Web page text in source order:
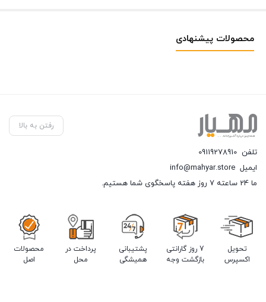
محصولات پیشنهادی
رفتن به بالا
تلفن 09119278910
ایمیل info@mahyar.store
ما 24 ساعته 7 روز هفته پاسخگوی شما هستیم.
تحویل
اکسپرس
7 روز گارانتی
بازگشت وجه
پشتیبانی
همیشگی
پرداخت در
محل
محصولات
اصل